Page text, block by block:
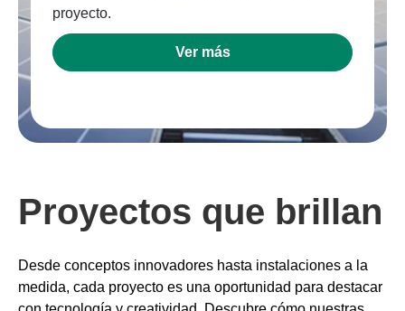
proyecto.
Ver más
Proyectos que brillan
Desde conceptos innovadores hasta instalaciones a la
medida, cada proyecto es una oportunidad para destacar